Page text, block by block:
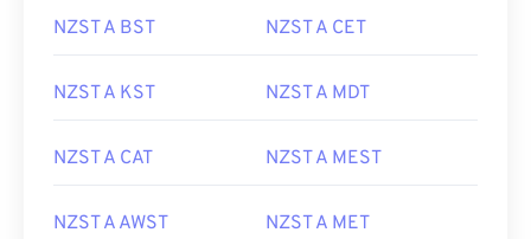
NZST A BST NZST A CET
NZST A KST NZST A MDT
NZST A CAT NZST A MEST
NZST A AWST NZST A MET